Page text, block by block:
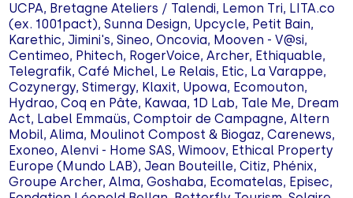
UCPA, Bretagne Ateliers / Talendi, Lemon Tri, LITA.co
(ex. 1001pact), Sunna Design, Upcycle, Petit Bain,
Karethic, Jimini's, Sineo, Oncovia, Mooven - V@si,
Centimeo, Phitech, RogerVoice, Archer, Ethiquable,
Telegrafik, Café Michel, Le Relais, Etic, La Varappe,
Cozynergy, Stimergy, Klaxit, Upowa, Ecomouton,
Hydrao, Coq en Pâte, Kawaa, 1D Lab, Tale Me, Dream
Act, Label Emmaüs, Comptoir de Campagne, Altern
Mobil, Alima, Moulinot Compost & Biogaz, Carenews,
Exoneo, Alenvi - Home SAS, Wimoov, Ethical Property
Europe (Mundo LAB), Jean Bouteille, Citiz, Phénix,
Groupe Archer, Alma, Goshaba, Ecomatelas, Episec,